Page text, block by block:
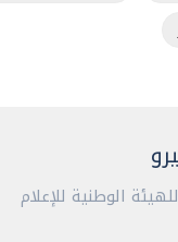
الوطنية للإعلام